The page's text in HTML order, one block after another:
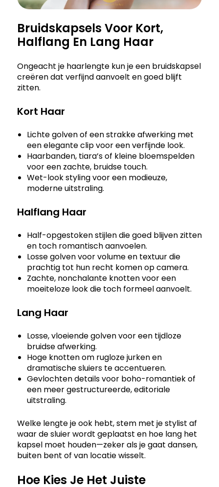
Bruidskapsels Voor Kort,
Halflang En Lang Haar
Ongeacht je haarlengte kun je een bruidskapsel
creëren dat verfijnd aanvoelt en goed blijft
zitten.
Kort Haar
Lichte golven of een strakke afwerking met
een elegante clip voor een verfijnde look.
Haarbanden, tiara’s of kleine bloemspelden
voor een zachte, bruidse touch.
Wet-look styling voor een modieuze,
moderne uitstraling.
Halflang Haar
Half-opgestoken stijlen die goed blijven zitten
en toch romantisch aanvoelen.
Losse golven voor volume en textuur die
prachtig tot hun recht komen op camera.
Zachte, nonchalante knotten voor een
moeiteloze look die toch formeel aanvoelt.
Lang Haar
Losse, vloeiende golven voor een tijdloze
bruidse afwerking.
Hoge knotten om rugloze jurken en
dramatische sluiers te accentueren.
Gevlochten details voor boho-romantiek of
een meer gestructureerde, editoriale
uitstraling.
Welke lengte je ook hebt, stem met je stylist af
waar de sluier wordt geplaatst en hoe lang het
kapsel moet houden—zeker als je gaat dansen,
buiten bent of van locatie wisselt.
Hoe Kies Je Het Juiste